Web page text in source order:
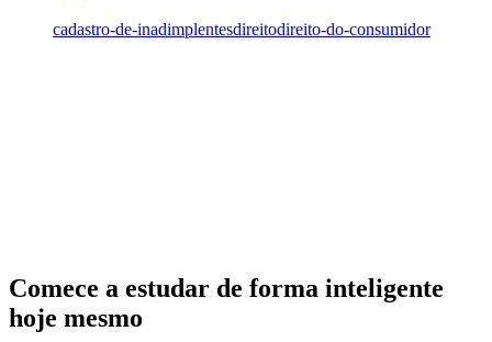
cadastro-de-inadimplentesdireitodireito-do-consumidor
Comece a estudar de forma inteligente
hoje mesmo